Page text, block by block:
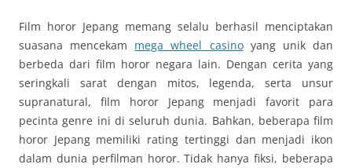
Film horor Jepang memang selalu berhasil menciptakan
suasana mencekam mega wheel casinoyang unik dan
berbeda dari film horor negara lain. Dengan cerita yang
seringkali sarat dengan mitos, legenda, serta unsur
supranatural, film horor Jepang menjadi favorit para
pecinta genre ini di seluruh dunia. Bahkan, beberapa film
horor Jepang memiliki rating tertinggi dan menjadi ikon
dalam dunia perfilman horor. Tidak hanya fiksi, beberapa